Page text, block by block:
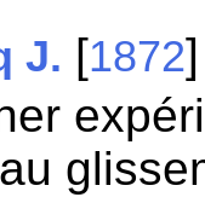
J. [1872